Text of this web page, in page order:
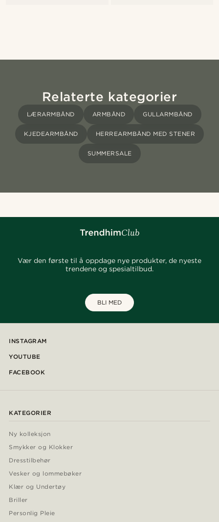
Relaterte kategorier
LÆRARMBÅND ARMBÅND GULLARMBÅND
KJEDEARMBÅND HERREARMBÅND MED STENER
SUMMERSALE
Vær den første til å oppdage nye produkter, de nyeste
trendene og spesialtilbud.
BLI MED
INSTAGRAM
YOUTUBE
FACEBOOK
KATEGORIER
Ny kolleksjon
Smykker og Klokker
Dresstilbehør
Vesker og lommebøker
Klær og Undertøy
Briller
Personlig Pleie